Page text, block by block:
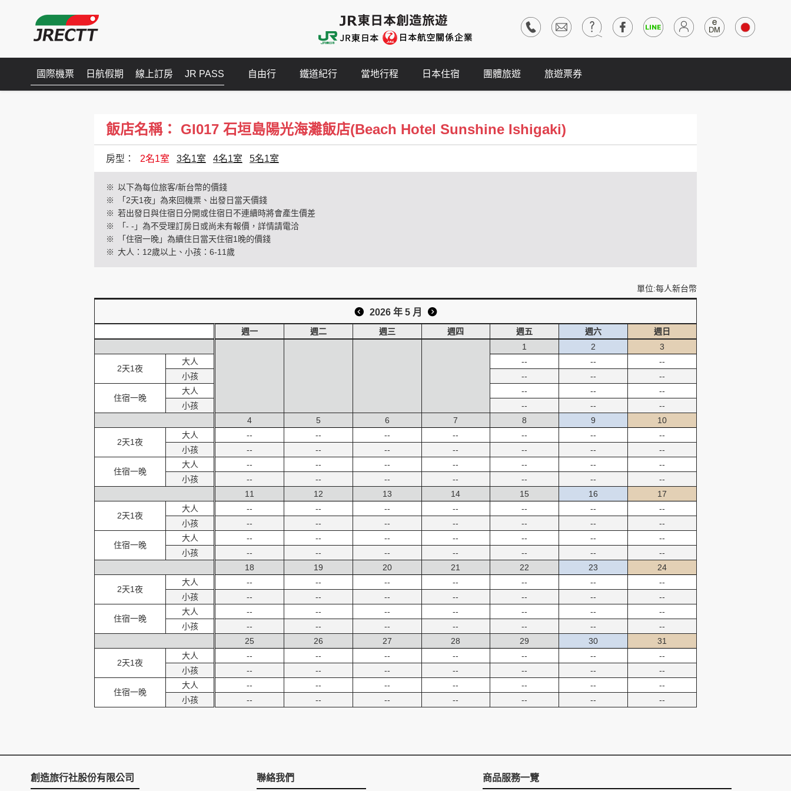
國際機票 日航假期 線上訂房 JR PASS 自由行 鐵道紀行 當地行程 日本住宿 團體旅遊 旅遊票券
飯店名稱： GI017 石垣島陽光海灘飯店(Beach Hotel Sunshine Ishigaki)
房型： 2名1室 3名1室 4名1室 5名1室
※ 以下為每位旅客/新台幣的價錢
※
「2天1夜」為來回機票、出發日當天價錢
※ 若出發日與住宿日分開或住宿日不連續時將會產生價差
※
「- -」為不受理訂房日或尚未有報價，詳情請電洽
※
「住宿一晚」為續住日當天住宿1晚的價錢
※ 大人：12歲以上、小孩：6-11歲
單位:每人新台幣
2026 年 5 月
2天1夜
大人
小孩
住宿一晚
大人
小孩
2天1夜
大人
小孩
住宿一晚
大人
小孩
2天1夜
大人
小孩
住宿一晚
大人
小孩
2天1夜
大人
小孩
住宿一晚
大人
小孩
2天1夜
大人
小孩
住宿一晚
大人
小孩
週一 週二 週三 週四 週五 週六
週日
1
--
--
--
--
2
--
--
--
--
3
--
--
--
--
4
--
--
--
--
5
--
--
--
--
6
--
--
--
--
7
--
--
--
--
8
--
--
--
--
9
--
--
--
--
10
--
--
--
--
11
--
--
--
--
12
--
--
--
--
13
--
--
--
--
14
--
--
--
--
15
--
--
--
--
16
--
--
--
--
17
--
--
--
--
18
--
--
--
--
19
--
--
--
--
20
--
--
--
--
21
--
--
--
--
22
--
--
--
--
23
--
--
--
--
24
--
--
--
--
25
--
--
--
--
26
--
--
--
--
27
--
--
--
--
28
--
--
--
--
29
--
--
--
--
30
--
--
--
--
31
--
--
--
--
創造旅行社股份有限公司 聯絡我們 商品服務一覽